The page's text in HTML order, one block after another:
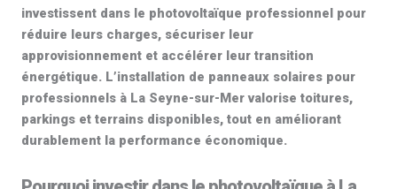
investissent dans le photovoltaïque professionnel pour
réduire leurs charges, sécuriser leur
approvisionnement et accélérer leur transition
énergétique. L’installation de panneaux solaires pour
professionnels à La Seyne-sur-Mer valorise toitures,
parkings et terrains disponibles, tout en améliorant
durablement la performance économique.